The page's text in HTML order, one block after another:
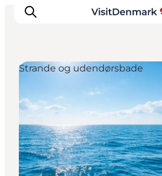
Inspiration
Destinationer
Oplevelser
Overnatning
Planlæg ferien
Strande og udendørsbade